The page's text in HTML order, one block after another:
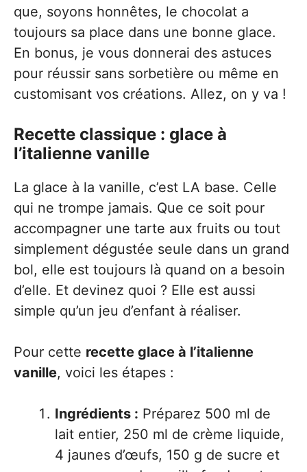
que, soyons honnêtes, le chocolat a
toujours sa place dans une bonne glace.
En bonus, je vous donnerai des astuces
pour réussir sans sorbetière ou même en
customisant vos créations. Allez, on y va !
Recette classique : glace à
l’italienne vanille
La glace à la vanille, c’est LA base. Celle
qui ne trompe jamais. Que ce soit pour
accompagner une tarte aux fruits ou tout
simplement dégustée seule dans un grand
bol, elle est toujours là quand on a besoin
d’elle. Et devinez quoi ? Elle est aussi
simple qu’un jeu d’enfant à réaliser.
Pour cette recette glace à l’italienne
vanille, voici les étapes :
Ingrédients : Préparez 500 ml de
lait entier, 250 ml de crème liquide,
4 jaunes d’œufs, 150 g de sucre et